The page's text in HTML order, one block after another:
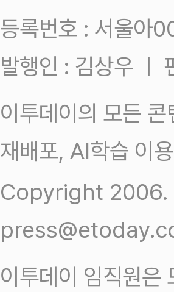
등록번호 : 서울아
발행인 : 김상우 ㅣ
이투데이의 모든
재배포, AI학습 이
Copyright 2006.
이투데이 임직원은